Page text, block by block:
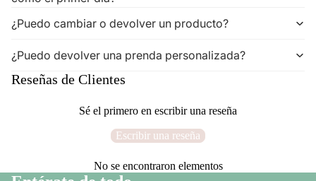
¿Puedo cambiar o devolver un producto?
¿Puedo devolver una prenda personalizada?
Reseñas de Clientes
Sé el primero en escribir una reseña
Escribir una reseña
No se encontraron elementos